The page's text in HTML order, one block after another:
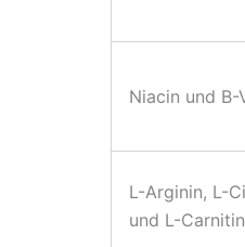
Niacin und B-
L-Arginin, L-
und L-Carnitin